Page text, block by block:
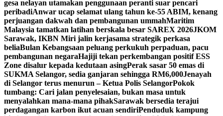
gesa nelayan utamakan penggunaan peranti suar pencari
peribadiAnwar ucap selamat ulang tahun ke-55 ABIM, kenang
perjuangan dakwah dan pembangunan ummahMaritim
Malaysia tamatkan latihan berskala besar SAREX 2026JKOM
Sarawak, IKBN Miri jalin kerjasama strategik perkasa
beliaBulan Kebangsaan peluang perkukuh perpaduan, pacu
pembangunan negaraHajiji tekan perkembangan positif ESS
Zone disalur kepada kedutaan asingPerak sasar 50 emas di
SUKMA Selangor, sedia ganjaran sehingga RM6,000Jenayah
di Selangor terus menurun – Ketua Polis SelangorPokok
tumbang: Cari jalan penyelesaian, bukan masa untuk
menyalahkan mana-mana pihakSarawak bersedia terajui
perdagangan karbon ikut acuan sendiriPenduduk kampung